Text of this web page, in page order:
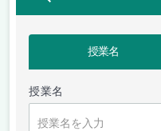
授業名
授業名